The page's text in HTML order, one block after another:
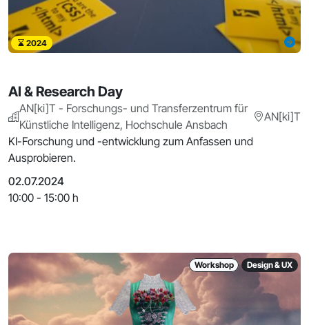
2024
AI & Research Day
AN[ki]T - Forschungs- und Transferzentrum für
Künstliche Intelligenz, Hochschule Ansbach
AN[ki]T
KI-Forschung und -entwicklung zum Anfassen und
Ausprobieren.
02.07.2024
10:00 - 15:00 h
Workshop Design & UX